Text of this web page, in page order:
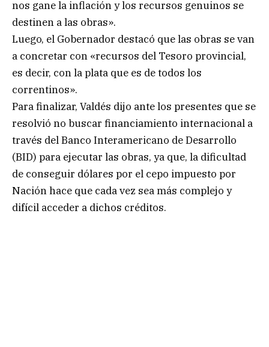
nos gane la inflación y los recursos genuinos se
destinen a las obras».
Luego, el Gobernador destacó que las obras se van
a concretar con «recursos del Tesoro provincial,
es decir, con la plata que es de todos los
correntinos».
Para finalizar, Valdés dijo ante los presentes que se
resolvió no buscar financiamiento internacional a
través del Banco Interamericano de Desarrollo
(BID) para ejecutar las obras, ya que, la dificultad
de conseguir dólares por el cepo impuesto por
Nación hace que cada vez sea más complejo y
difícil acceder a dichos créditos.